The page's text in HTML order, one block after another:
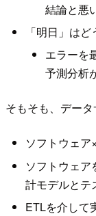
結論と悪
「明日」はど
エラーを
予測分析
そもそも、デー
ソフトウェア
ソフトウェ
計モデルとテ
ETLを介して